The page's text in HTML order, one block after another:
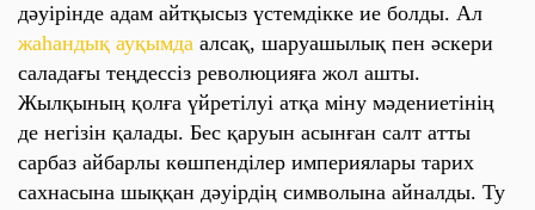
дәуірінде адам айтқысыз үстемдікке ие болды. Ал
жаһандық ауқымда алсақ, шаруашылық пен әскери
саладағы теңдессіз революцияға жол ашты.
Жылқының қолға үйретілуі атқа міну мәдениетінің
де негізін қалады. Бес қаруын асынған салт атты
сарбаз айбарлы көшпенділер империялары тарих
сахнасына шыққан дәуірдің символына айналды. Ту